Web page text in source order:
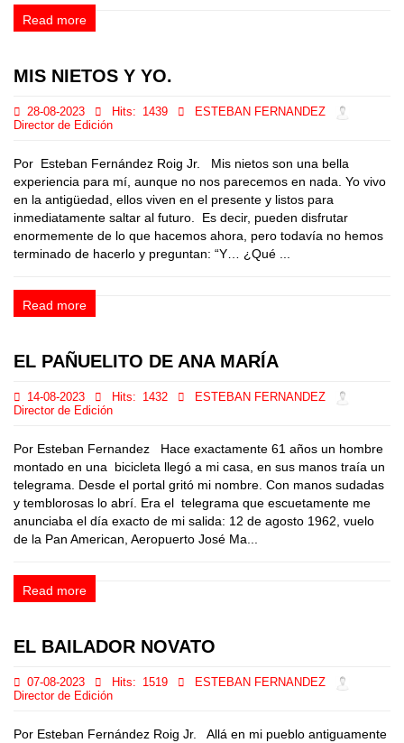
Read more
MIS NIETOS Y YO.
28-08-2023 Hits: 1439
ESTEBAN FERNANDEZ
Director de Edición
Por Esteban Fernández Roig Jr. Mis nietos son una bella
experiencia para mí, aunque no nos parecemos en nada. Yo vivo
en la antigüedad, ellos viven en el presente y listos para
inmediatamente saltar al futuro. Es decir, pueden disfrutar
enormemente de lo que hacemos ahora, pero todavía no hemos
terminado de hacerlo y preguntan: “Y… ¿Qué ...
Read more
EL PAÑUELITO DE ANA MARÍA
14-08-2023 Hits: 1432
ESTEBAN FERNANDEZ
Director de Edición
Por Esteban Fernandez Hace exactamente 61 años un hombre
montado en una bicicleta llegó a mi casa, en sus manos traía un
telegrama. Desde el portal gritó mi nombre. Con manos sudadas
y temblorosas lo abrí. Era el telegrama que escuetamente me
anunciaba el día exacto de mi salida: 12 de agosto 1962, vuelo
de la Pan American, Aeropuerto José Ma...
Read more
EL BAILADOR NOVATO
07-08-2023 Hits: 1519
ESTEBAN FERNANDEZ
Director de Edición
Por Esteban Fernández Roig Jr. Allá en mi pueblo antiguamente